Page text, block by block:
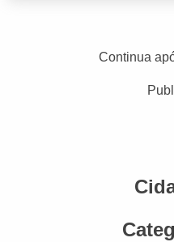
Continua